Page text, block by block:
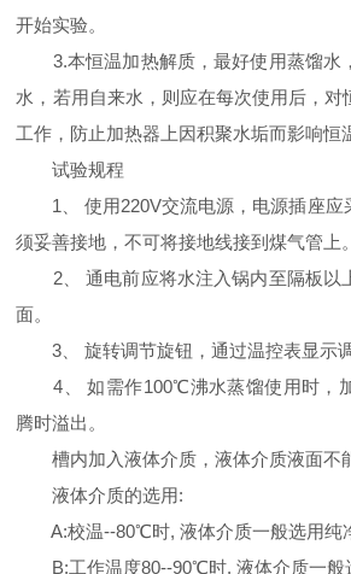
开始实验。
3.本恒温加热解质，最好使用蒸馏水
水，若用自来水，则应在每次使用后，对
工作，防止加热器上因积聚水垢而影响恒
试验规程
1、 使用220V交流电源，电源插座应
须妥善接地，不可将接地线接到煤气管上。
2、 通电前应将水注入锅内至隔板以
面。
3、 旋转调节旋钮，通过温控表显示调
4、 如需作100℃沸水蒸馏使用时，
腾时溢出。
槽内加入液体介质，液体介质液面不
液体介质的选用:
A:校温--80℃时, 液体介质一般选用纯
B:工作温度80--90℃时, 液体介质一般